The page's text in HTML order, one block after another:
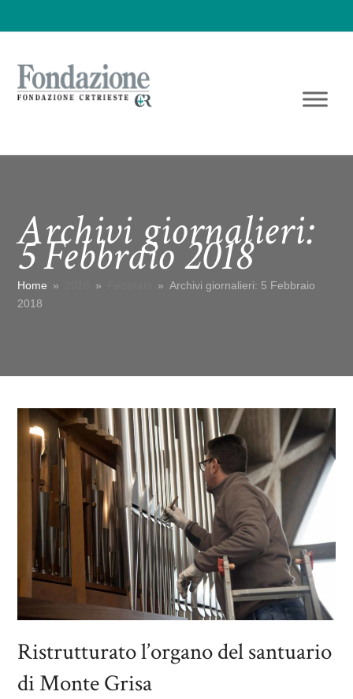
Archivi giornalieri:
5 Febbraio 2018
Home » » » Archivi giornalieri: 5 Febbraio
2018
Ristrutturato l’organo del santuario
di Monte Grisa